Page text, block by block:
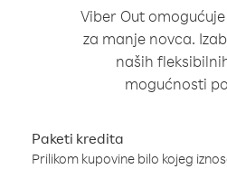
Viber Out
za manje novca.
naših
mogućnosti
Paketi kredita
Prilikom kupovine bilo kojeg